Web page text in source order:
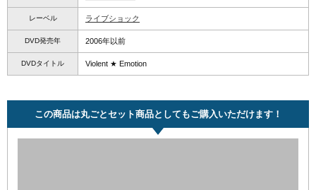
レーベル ライブショック
DVD発売年 2006年以前
DVDタイトル Violent ★ Emotion
この商品は丸ごとセット商品としてもご購入いただけます！